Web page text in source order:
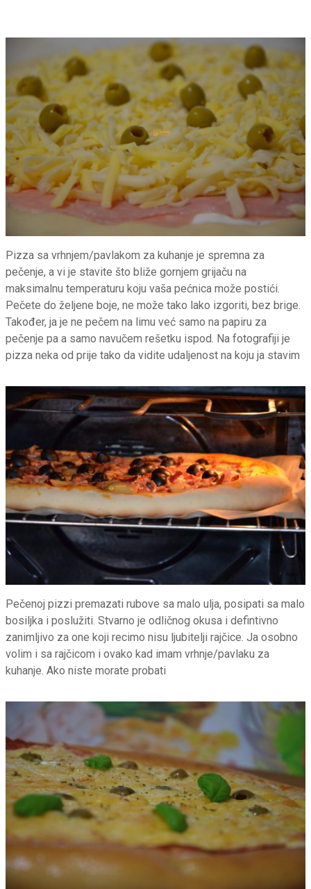
Pizza sa vrhnjem/pavlakom za kuhanje je spremna za
pečenje, a vi je stavite što bliže gornjem grijaču na
maksimalnu temperaturu koju vaša pećnica može postići.
Pečete do željene boje, ne može tako lako izgoriti, bez brige.
Također, ja je ne pečem na limu već samo na papiru za
pečenje pa a samo navučem rešetku ispod. Na fotografiji je
pizza neka od prije tako da vidite udaljenost na koju ja stavim
Pečenoj pizzi premazati rubove sa malo ulja, posipati sa malo
bosiljka i poslužiti. Stvarno je odličnog okusa i defintivno
zanimljivo za one koji recimo nisu ljubitelji rajčice. Ja osobno
volim i sa rajčicom i ovako kad imam vrhnje/pavlaku za
kuhanje. Ako niste morate probati